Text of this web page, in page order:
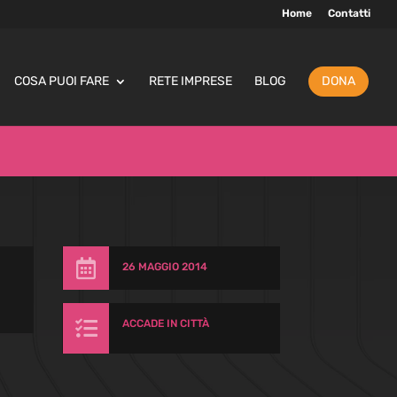
Home Contatti
COSA PUOI FARE RETE IMPRESE BLOG DONA
 26 MAGGIO 2014
 ACCADE IN CITTÀ